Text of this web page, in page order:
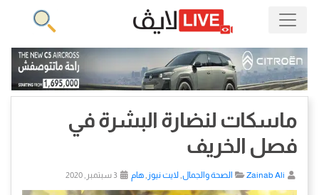
ماسكات لنضارة البشرة في
فصل الخريف
Zainab Ali الصحة والجمال,لايت نيوز ,هام